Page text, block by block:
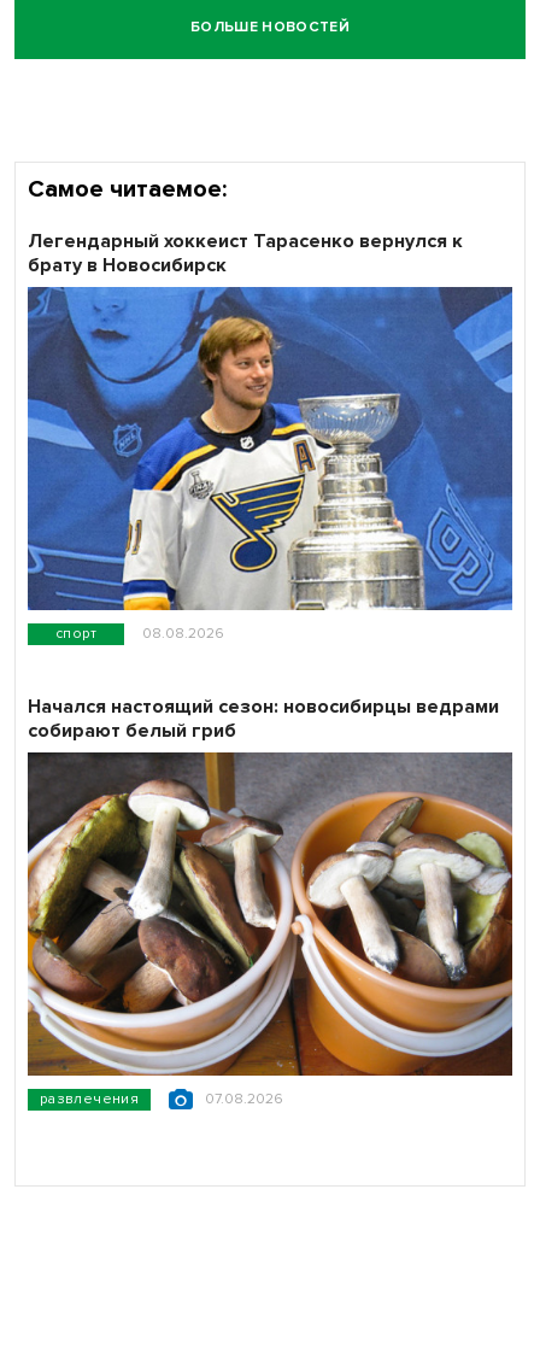
БОЛЬШЕ НОВОСТЕЙ
Самое читаемое:
спорт 08.08.2026
Легендарный хоккеист Тарасенко вернулся к
брату в Новосибирск
развлечения 07.08.2026
Начался настоящий сезон: новосибирцы ведрами
собирают белый гриб